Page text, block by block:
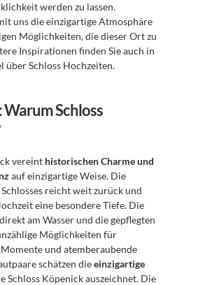
werden zu lassen.
uns die einzigartige Atmosphäre
Möglichkeiten, die dieser Ort zu
Inspirationen finden Sie auch in
über Schloss Hochzeiten.
Schloss
vereint historischen Charme und
auf einzigartige Weise. Die
reicht weit zurück und
eine besondere Tiefe. Die
am Wasser und die gepflegten
Möglichkeiten für
und atemberaubende
schätzen die einzigartige
Schloss Köpenick auszeichnet. Die